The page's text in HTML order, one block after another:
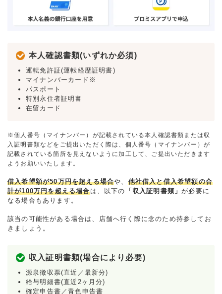
本人確認書類(いずれか必須)
運転免許証(運転経歴証明書)
マイナンバーカード※
パスポート
特別永住者証明書
在留カード
※個人番号（マイナンバー）が記載されている本人確認書類または収
入証明書類などをご提出いただく際は、個人番号（マイナンバー）が
記載されている箇所を見えないように加工して、ご提出いただきます
ようお願いいたします。
借入希望額が50万円を超える場合や、 他社借入と借入希望額の合
計が100万円を超える場合は、以下の 「収入証明書類」が必要に
なる場合もあります。
該当の可能性がある場合は、店舗へ行く際に念のため持参してお
きましょう。
収入証明書類(場合により必要)
源泉徴収票(直近／最新分)
給与明細書(直近2ヶ月分)
確定申告書／青色申告書